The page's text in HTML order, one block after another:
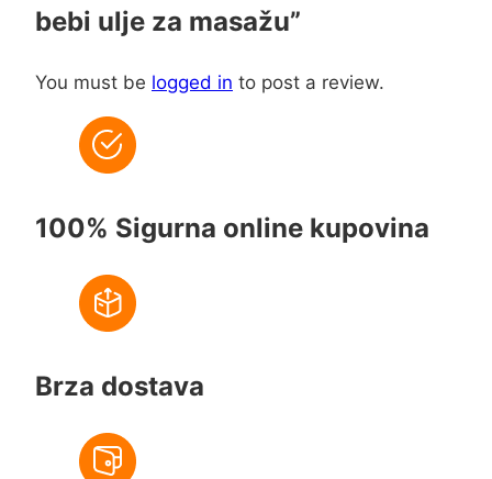
bebi ulje za masažu”
You must be logged in to post a review.
100% Sigurna online kupovina
Brza dostava